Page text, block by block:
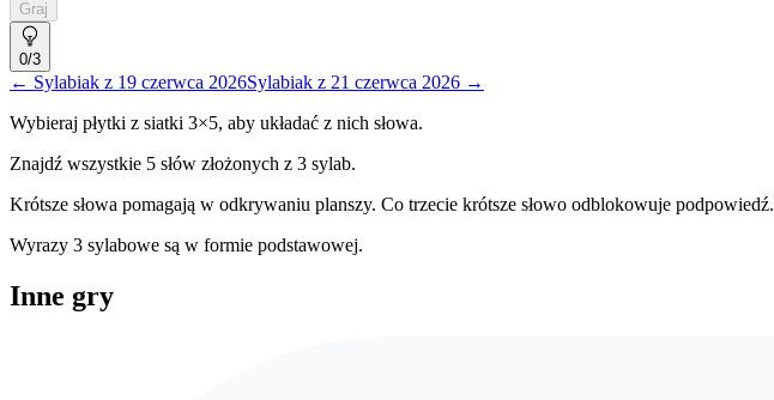
Graj
0/3
← Sylabiak z 19 czerwca 2026Sylabiak z 21 czerwca 2026 →
Wybieraj płytki z siatki 3×5, aby układać z nich słowa.
Znajdź wszystkie 5 słów złożonych z 3 sylab.
Krótsze słowa pomagają w odkrywaniu planszy. Co trzecie krótsze słowo odblokowuje podpowiedź.
Wyrazy 3 sylabowe są w formie podstawowej.
Inne gry